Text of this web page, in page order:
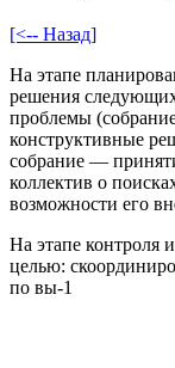
[<-- Назад]
На этапе
решения
проблемы
конструктивные
собрание —
коллектив о
возможности его
На этапе контроля
целью:
по вы-1